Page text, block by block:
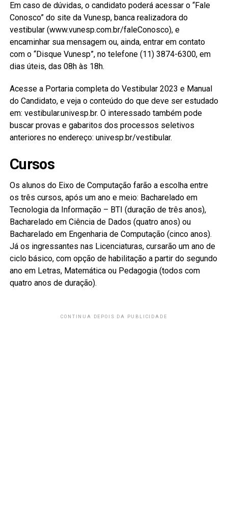
Em caso de dúvidas, o candidato poderá acessar o “Fale
Conosco” do site da Vunesp, banca realizadora do
vestibular (www.vunesp.com.br/faleConosco), e
encaminhar sua mensagem ou, ainda, entrar em contato
com o “Disque Vunesp”, no telefone (11) 3874-6300, em
dias úteis, das 08h às 18h.
Acesse a Portaria completa do Vestibular 2023 e Manual
do Candidato, e veja o conteúdo do que deve ser estudado
em: vestibular.univesp.br. O interessado também pode
buscar provas e gabaritos dos processos seletivos
anteriores no endereço: univesp.br/vestibular.
Cursos
Os alunos do Eixo de Computação farão a escolha entre
os três cursos, após um ano e meio: Bacharelado em
Tecnologia da Informação – BTI (duração de três anos),
Bacharelado em Ciência de Dados (quatro anos) ou
Bacharelado em Engenharia de Computação (cinco anos).
Já os ingressantes nas Licenciaturas, cursarão um ano de
ciclo básico, com opção de habilitação a partir do segundo
ano em Letras, Matemática ou Pedagogia (todos com
quatro anos de duração).
CONTINUA DEPOIS DA PUBLICIDADE